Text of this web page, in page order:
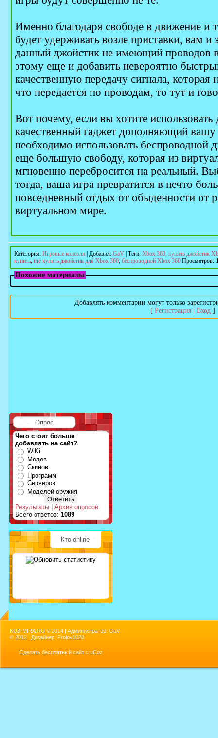
Именно благодаря свободе в движение и
будет удерживать возле приставки, вам и
данный джойстик не имеющий проводов
этому еще и добавить невероятно
качественную передачу сигнала, которая
что передается по проводам, то тут и
Вот почему, если вы хотите использовать
качественный гаджет дополняющий вашу
необходимо использовать беспроводной
еще большую свободу, которая из
мгновенно перебросится на реальный.
тогда, ваша игра превратится в нечто
повседневный отдых от обыденности от
виртуальном мире.
Категория: Игровые консоли Добавил: GaV Теги: Xbox 360, купить джойстик
купить, где купить джойстик для Xbox 360, беспроводной Xbox 360 Просмотров:
Похожие материалы
Добавлять комментарии могут только
[ Регистрация| Вход]
Опрос
Чего стоит больше
добавлять на сайт?
WiKi
Модов
Скинов
Программ
Серверов
Моделей оружия
Результаты
Архив опросов
Всего ответов: 1089
Кто online
KUB-MIRA.RU © 2014 | Администратор: GaV
© 2012 | Дизайнер: Frolov1028
Сделать бесплатный сайт с uCoz